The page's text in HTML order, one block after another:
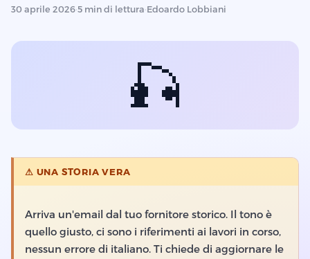
30 aprile 2026·5 min di lettura·Edoardo Lobbiani
🎣
⚠ UNA STORIA VERA
Arriva un'email dal tuo fornitore storico. Il tono è
quello giusto, ci sono i riferimenti ai lavori in corso,
nessun errore di italiano. Ti chiede di aggiornare le